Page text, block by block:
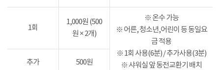
1회
1,000원 (500
원 × 2개)
※ 온수 가능
※ 어른, 청소년,어린이 등 동일요
금 적용
※ 1회 사용(6분) / 추가사용(3분)
※ 샤워실 앞 동전교환기 배치
추가 500원